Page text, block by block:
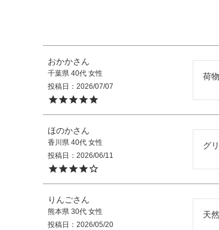
FOLLOW US
おかか
千葉県 40代 女性
投稿日
2026/07/07
荷
ほのか
香川県 40代 女性
投稿日
2026/06/11
グ
りんご
熊本県 30代 女性
投稿日
2026/05/20
天